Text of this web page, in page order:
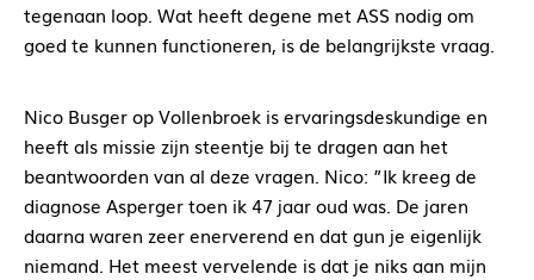
tegenaan loop. Wat heeft degene met ASS nodig om
goed te kunnen functioneren, is de belangrijkste vraag.
Nico Busger op Vollenbroek is ervaringsdeskundige en
heeft als missie zijn steentje bij te dragen aan het
beantwoorden van al deze vragen. Nico: ”Ik kreeg de
diagnose Asperger toen ik 47 jaar oud was. De jaren
daarna waren zeer enerverend en dat gun je eigenlijk
niemand. Het meest vervelende is dat je niks aan mijn